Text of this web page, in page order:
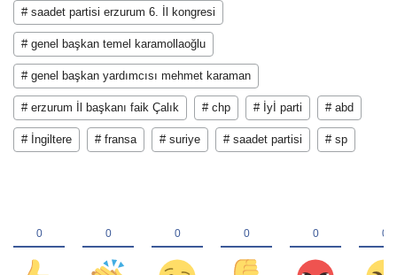
# saadet partisi erzurum 6. İl kongresi
# genel başkan temel karamollaoğlu
# genel başkan yardımcısı mehmet karaman
# erzurum İl başkanı faik Çalık # chp # İyİ parti # abd
# İngiltere # fransa # suriye # saadet partisi # sp